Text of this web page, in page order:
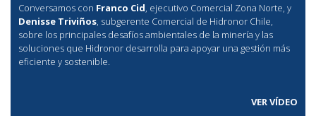
Conversamos con Franco Cid , ejecutivo Comercial Zona Norte, y
Denisse Triviños , subgerente Comercial de Hidronor Chile,
sobre los principales desafíos ambientales de la minería y las
soluciones que Hidronor desarrolla para apoyar una gestión más
eficiente y sostenible.
VER VÍDEO